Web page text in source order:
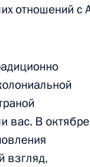
Рамафозой
отношений с
вас. В октябре
взгляд,